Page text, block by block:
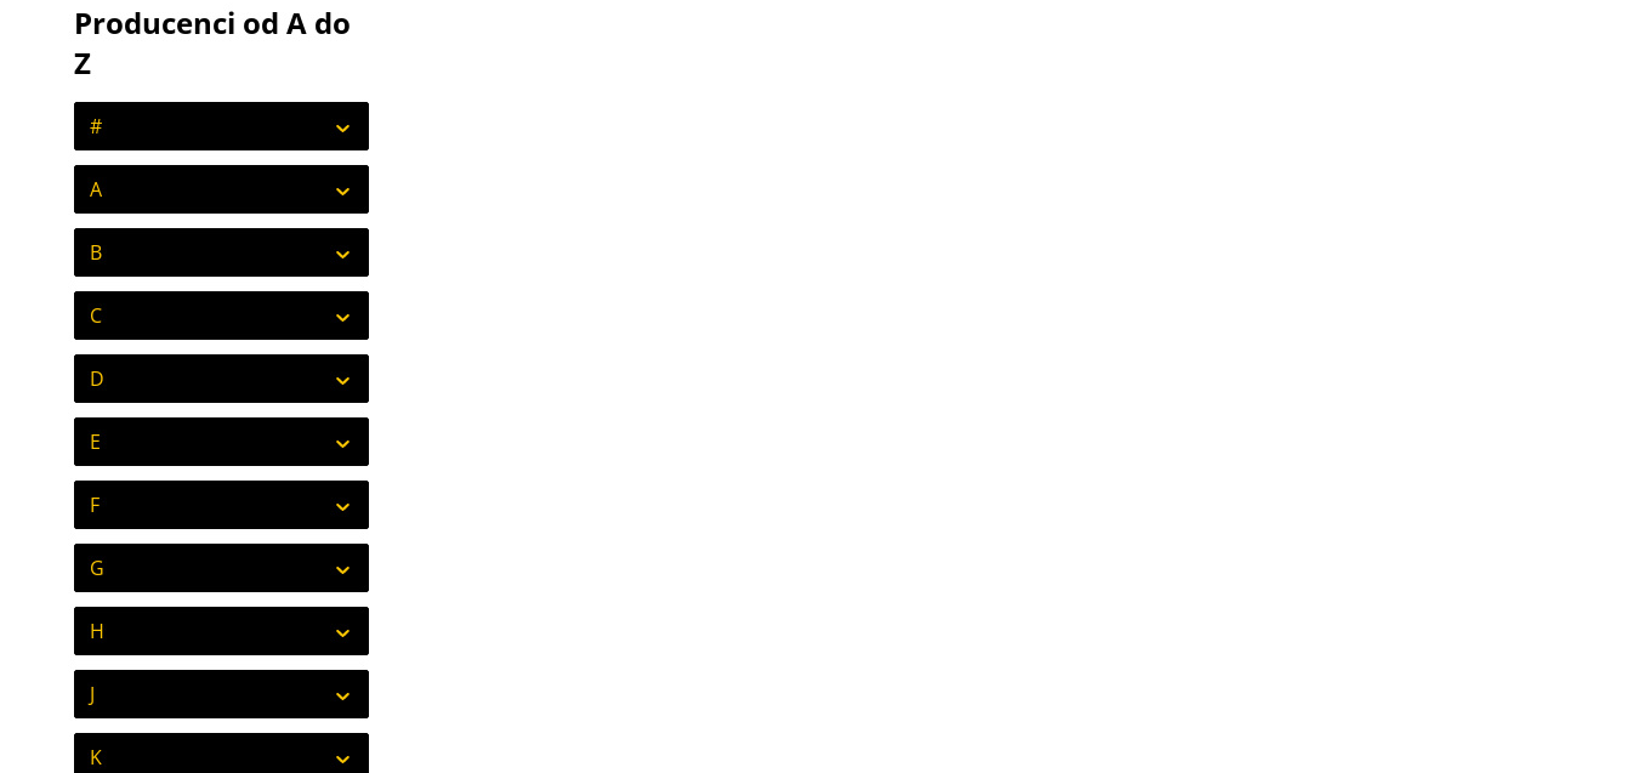
Producenci od A do
Z
#
A
B
C
D
E
F
G
H
J
K